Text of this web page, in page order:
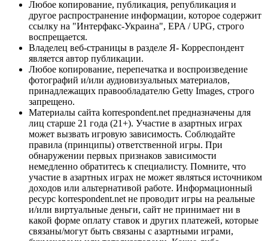
Любое копирование, публикация, републикация и
другое распространение информации, которое содержит
ссылку на "Интерфакс-Украина", EPA / UPG, строго
воспрещается.
Владелец веб-страницы в разделе Я- Корреспондент
является автор публикации.
Любое копирование, перепечатка и воспроизведение
фотографий и/или аудиовизуальных материалов,
принадлежащих правообладателю Getty Images, строго
запрещено.
Материалы сайта korrespondent.net предназначены для
лиц старше 21 года (21+). Участие в азартных играх
может вызвать игровую зависимость. Соблюдайте
правила (принципы) ответственной игры. При
обнаружении первых признаков зависимости
немедленно обратитесь к специалисту. Помните, что
участие в азартных играх не может являться источником
доходов или альтернативой работе. Информационный
ресурс korrespondent.net не проводит игры на реальные
и/или виртуальные деньги, сайт не принимает ни в
какой форме оплату ставок и других платежей, которые
связаны/могут быть связаны с азартными играми,